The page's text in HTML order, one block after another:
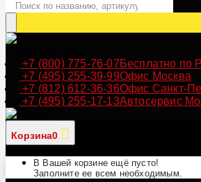
+7 (800) 775-76-07Бесплатно по
+7 (495) 255-39-99Офис Москва
+7 (812) 612-36-36Офис Санкт-
+7 (495) 255-17-13Автосервис
Корзина0
В Вашей корзине ещё пусто!
Заполните ее всем необходимым.